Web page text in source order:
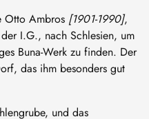
Otto Ambros [1901-1990],
I.G., nach Schlesien, um
Buna-Werk zu finden. Der
das ihm besonders gut
und das